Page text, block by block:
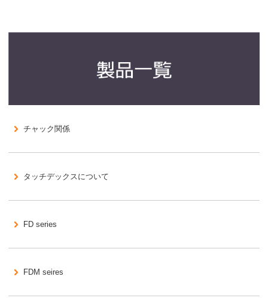
チャック関係
タッチデックスについて
FD series
FDM seires